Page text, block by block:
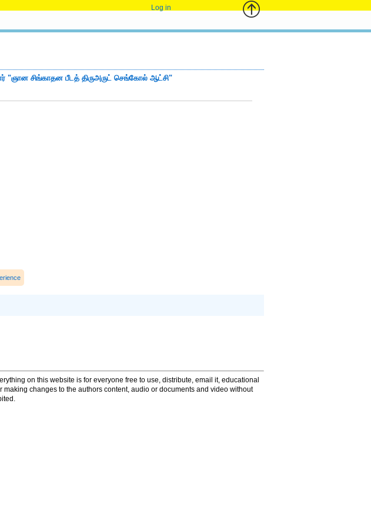
Log in
"ஞான சிங்காதன பீடத் திருஅருட் செங்கோல் ஆட்சி"
on this website is for everyone free to use, distribute, email it, educational
changes to the authors content, audio or documents and video without